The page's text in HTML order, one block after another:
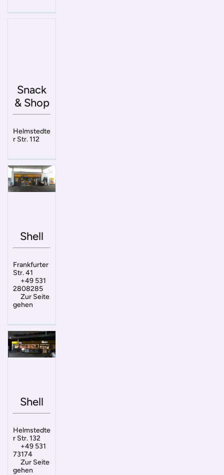
Snack
& Shop
Helmstedte
r Str. 112
Shell
Frankfurter
Str. 41
+49 531
2808285
Zur Seite
gehen
Shell
Helmstedte
r Str. 132
+49 531
73174
Zur Seite
gehen